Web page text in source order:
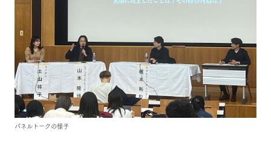
パネルトークの様子